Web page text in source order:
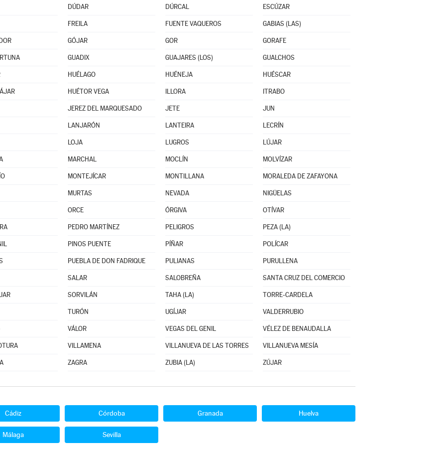
DÚDAR DÚRCAL ESCÚZAR
FREILA FUENTE VAQUEROS GABIAS (LAS)
GÓJAR GOR GORAFE
GUADIX GUAJARES (LOS) GUALCHOS
HUÉLAGO HUÉNEJA HUÉSCAR
HUÉTOR VEGA ILLORA ITRABO
JEREZ DEL MARQUESADO JETE JUN
LANJARÓN LANTEIRA LECRÍN
LOJA LUGROS LÚJAR
MARCHAL MOCLÍN MOLVÍZAR
MONTEJÍCAR MONTILLANA MORALEDA DE ZAFAYONA
MURTAS NEVADA NIGÜELAS
ORCE ÓRGIVA OTÍVAR
PEDRO MARTÍNEZ PELIGROS PEZA (LA)
PINOS PUENTE PÍÑAR POLÍCAR
PUEBLA DE DON FADRIQUE PULIANAS PURULLENA
SALAR SALOBREÑA SANTA CRUZ DEL COMERCIO
SORVILÁN TAHA (LA) TORRE-CARDELA
TURÓN UGÍJAR VALDERRUBIO
VÁLOR VEGAS DEL GENIL VÉLEZ DE BENAUDALLA
VILLAMENA VILLANUEVA DE LAS TORRES VILLANUEVA MESÍA
ZAGRA ZUBIA (LA) ZÚJAR
Cádiz Córdoba Granada Huelva
Málaga Sevilla